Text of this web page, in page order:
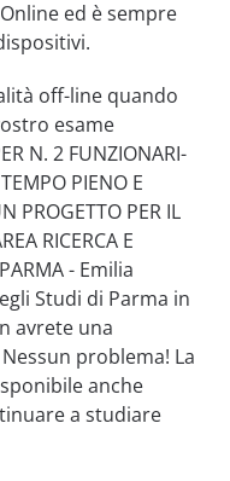
ed è sempre
off-line quando
esame
N. 2 FUNZIONARI-
PIENO E
PROGETTO PER IL
RICERCA E
- Emilia
Studi di Parma in
avrete una
problema! La
anche
a studiare